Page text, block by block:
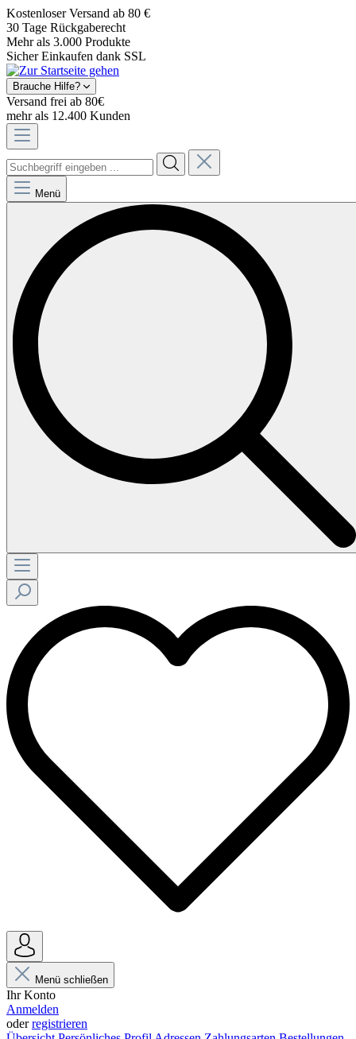
Kostenloser Versand ab 80 €
30 Tage Rückgaberecht
Mehr als 3.000 Produkte
Sicher Einkaufen dank SSL
Brauche Hilfe?
Versand frei ab 80€
mehr als 12.400 Kunden
Menü
Menü schließen
Ihr Konto
Anmelden
oderregistrieren